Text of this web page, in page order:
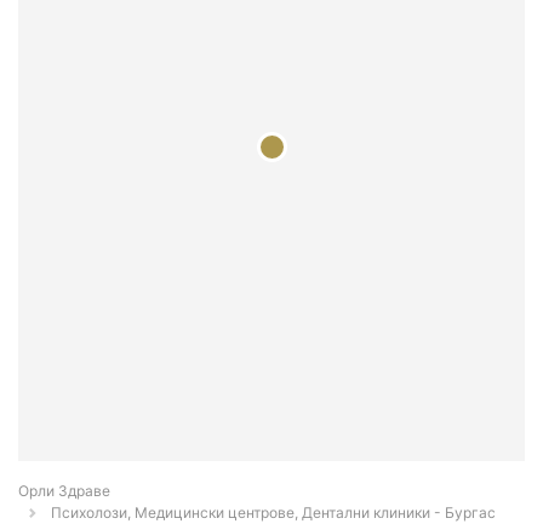
Орли Здраве
Психолози, Медицински центрове, Дентални клиники - Бургас